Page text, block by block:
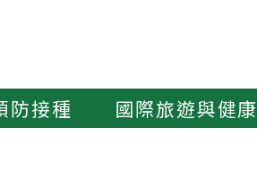
防接種 國際旅遊與健康